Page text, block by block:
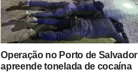
Operação no Porto de Salvador
apreende tonelada de cocaína